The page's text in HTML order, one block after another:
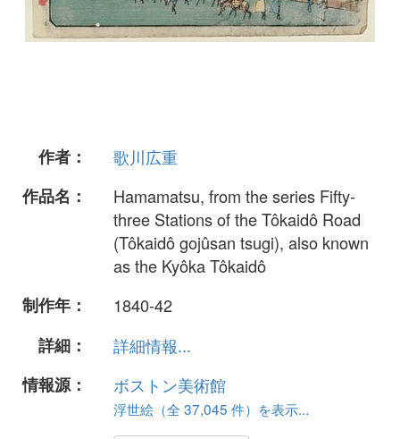
作者：
歌川広重
作品名：
Hamamatsu, from the series Fifty-
three Stations of the Tôkaidô Road
(Tôkaidô gojûsan tsugi), also known
as the Kyôka Tôkaidô
制作年：
1840-42
詳細：
詳細情報...
情報源：
ボストン美術館
浮世絵（全 37,045 件）を表示...